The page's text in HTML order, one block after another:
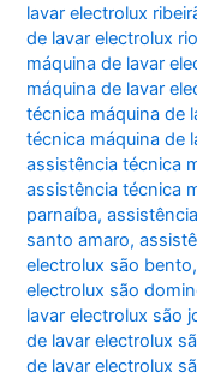
lavar electrolux
de lavar electrolux
máquina de lavar
máquina de lavar
técnica máquina de
técnica máquina de
assistência técnica
assistência técnica
parnaíba,
santo amaro,
electrolux são bento
electrolux são
lavar electrolux são
de lavar electrolux
de lavar electrolux